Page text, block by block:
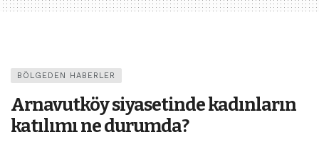
BÖLGEDEN HABERLER
Arnavutköy siyasetinde kadınların
katılımı ne durumda?